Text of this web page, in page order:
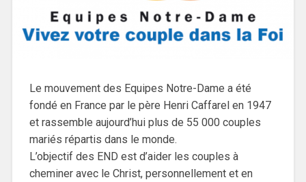
Le mouvement des Equipes Notre-Dame a été
fondé en France par le père Henri Caffarel en 1947
et rassemble aujourd’hui plus de 55 000 couples
mariés répartis dans le monde.
L’objectif des END est d’aider les couples à
cheminer avec le Christ, personnellement et en